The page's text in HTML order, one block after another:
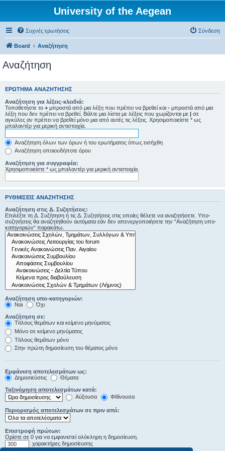
University of the Aegean
Συχνές ερωτήσεις Σύνδεση
Board Αναζήτηση
Αναζήτηση
ΕΡΏΤΗΜΑ ΑΝΑΖΉΤΗΣΗΣ
Αναζήτηση για λέξεις-κλειδιά:
Τοποθετήστε το + μπροστά από μια λέξη που πρέπει να βρεθεί και - μπροστά από μια
λέξη που δεν πρέπει να βρεθεί. Βάλτε μια λίστα με λέξεις που χωρίζονται με | σε
αγκύλες αν πρέπει να βρεθεί μόνο μια από αυτές τις λέξεις. Χρησιμοποιείστε * ως
μπαλαντέρ για μερική αντιστοιχία.
Αναζήτηση όλων των όρων ή του ερωτήματος όπως εισήχθη
Αναζήτηση οποιουδήποτε όρου
Αναζήτηση για συγγραφέα:
Χρησιμοποιείστε * ως μπαλαντέρ για μερική αντιστοιχία.
ΡΥΘΜΊΣΕΙΣ ΑΝΑΖΉΤΗΣΗΣ
Αναζήτηση στις Δ. Συζητήσεις:
Επιλέξτε τη Δ. Συζήτηση ή τις Δ. Συζητήσεις στις οποίες θέλετε να αναζητήσετε. Υπο-
συζητήσεις θα αναζητηθούν αυτόματα εάν δεν απενεργοποιήσετε την “Αναζήτηση υπο-
κατηγοριών“ παρακάτω.
Αναζήτηση υπο-κατηγοριών:
Ναι
Όχι
Αναζήτηση σε:
Τίτλους θεμάτων και κείμενο μηνύματος
Μόνο σε κείμενο μηνύματος
Τίτλους θεμάτων μόνο
Στην πρώτη δημοσίευση του θέματος μόνο
Εμφάνιση αποτελεσμάτων ως:
Δημοσιεύσεις
Θέματα
Ταξινόμηση αποτελεσμάτων κατά:
Αύξουσα
Φθίνουσα
Περιορισμός αποτελεσμάτων σε πριν από:
Επιστροφή πρώτων:
Ορίστε σε 0 για να εμφανιστεί ολόκληρη η δημοσίευση.
χαρακτήρες δημοσίευσης